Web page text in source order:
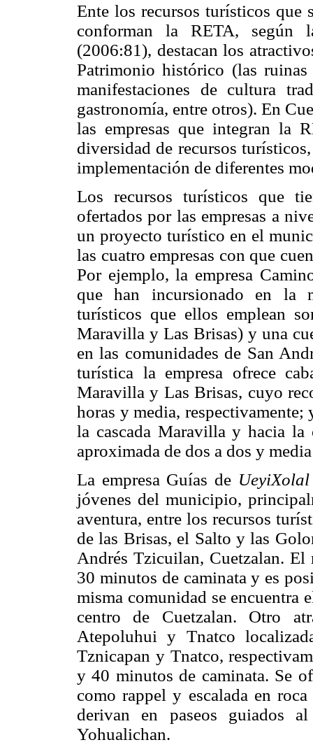
Ente los recursos turísticos que
conforman la RETA, según
(2006:81), destacan los
Patrimonio histórico (las
manifestaciones de cultura
gastronomía, entre otros). En
las empresas que integran la
diversidad de recursos
implementación de diferentes
Los recursos turísticos que
ofertados por las empresas a
un proyecto turístico en el
las cuatro empresas con que
Por ejemplo, la empresa
que han incursionado en la
turísticos que ellos emplean
Maravilla y Las Brisas) y una
en las comunidades de San
turística la empresa ofrece
Maravilla y Las Brisas, cuyo
horas y media, respectivamente;
la cascada Maravilla y hacia la
aproximada de dos a dos y
La empresa Guías de
jóvenes del municipio,
aventura, entre los recursos
de las Brisas, el Salto y las
Andrés Tzicuilan, Cuetzalan. El
30 minutos de caminata y es
misma comunidad se encuentra
centro de Cuetzalan. Otro
Atepoluhui y Tnatco
Tznicapan y Tnatco,
y 40 minutos de caminata. Se
como rappel y escalada en
derivan en paseos guiados
Yohualichan.